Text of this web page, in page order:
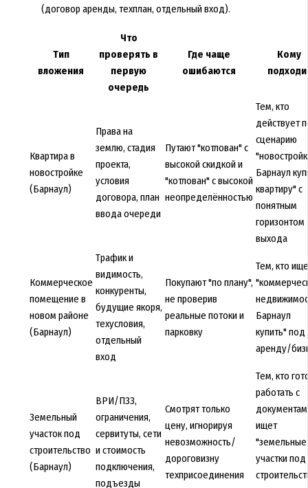
(договор аренды, техплан, отдельный вход).
Тип
вложения
Что
проверять в
первую
очередь
Где чаще
ошибаются
Кому
Квартира в
новостройке
(Барнаул)
Права на
землю, стадия
проекта,
условия
договора, план
ввода очереди
Путают "котлован" с
высокой скидкой и
"котлован" с высокой
неопределённостью
Тем, кто
действует
сценарию
Барнаул
квартиру" с
понятным
горизонтом
выхода
Коммерческое
помещение в
новом районе
(Барнаул)
Трафик и
видимость,
конкуренты,
будущие якоря,
техусловия,
отдельный
вход
Покупают "по плану",
не проверив
реальные потоки и
парковку
Тем, кто
Барнаул
купить" под
аренду/
Земельный
участок под
строительство
(Барнаул)
ВРИ/ПЗЗ,
ограничения,
сервитуты, сети
и стоимость
подключения,
подъезды
Смотрят только
цену, игнорируя
невозможность/
дороговизну
техприсоединения
Тем, кто
работать с
ищет
"земельные
участки под